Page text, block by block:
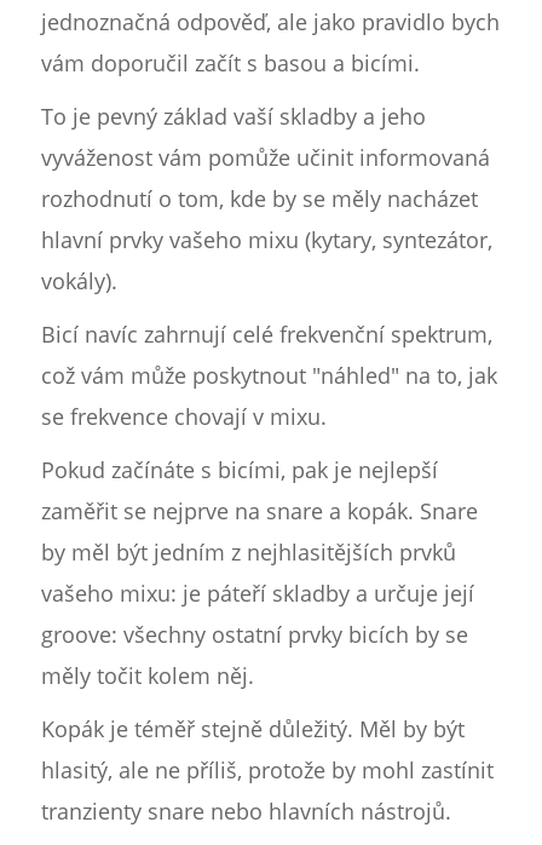
jednoznačná odpověď, ale jako pravidlo bych
vám doporučil začít s basou a bicími.
To je pevný základ vaší skladby a jeho
vyváženost vám pomůže učinit informovaná
rozhodnutí o tom, kde by se měly nacházet
hlavní prvky vašeho mixu (kytary, syntezátor,
vokály).
Bicí navíc zahrnují celé frekvenční spektrum,
což vám může poskytnout "náhled" na to, jak
se frekvence chovají v mixu.
Pokud začínáte s bicími, pak je nejlepší
zaměřit se nejprve na snare a kopák. Snare
by měl být jedním z nejhlasitějších prvků
vašeho mixu: je páteří skladby a určuje její
groove: všechny ostatní prvky bicích by se
měly točit kolem něj.
Kopák je téměř stejně důležitý. Měl by být
hlasitý, ale ne příliš, protože by mohl zastínit
tranzienty snare nebo hlavních nástrojů.